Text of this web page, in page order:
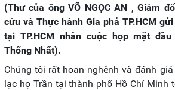
(Thư của ông VÕ NGỌC AN , Giám
cứu và Thực hành Gia phả TP.HCM
tại TP.HCM nhân cuộc họp mặt
Thống Nhất).
Chúng tôi rất hoan nghênh và đánh
lạc họ Trần tại thành phố Hồ Chí Minh